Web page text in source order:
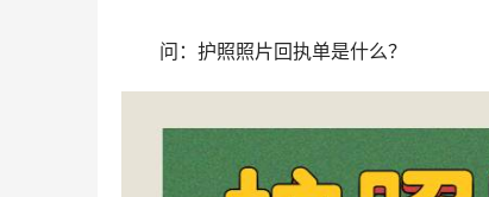
问：护照照片回执单是什么？